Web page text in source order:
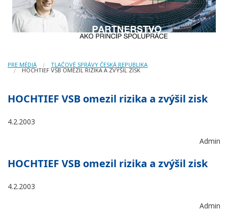
PRE MÉDIÁ TLAČOVÉ SPRÁVY ČESKÁ REPUBLIKA
HOCHTIEF VSB OMEZIL RIZIKA A ZVÝŠIL ZISK
HOCHTIEF VSB omezil rizika a zvýšil zisk
4.2.2003
Admin
HOCHTIEF VSB omezil rizika a zvýšil zisk
4.2.2003
Admin